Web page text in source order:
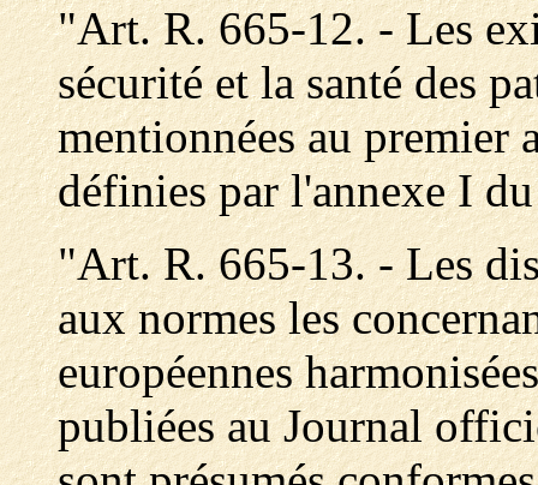
"Art. R. 665-12. - Les
sécurité et la santé des
mentionnées au
définies par l'annexe I
"Art. R. 665-13. - Les
aux normes les
européennes
publiées au Journal